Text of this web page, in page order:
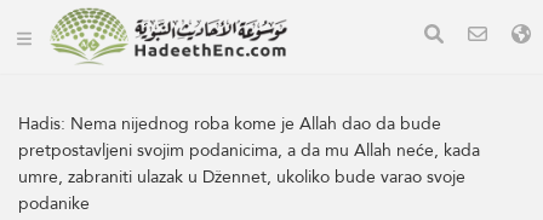
Hadis: Nema nijednog roba kome je Allah dao da bude
pretpostavljeni svojim podanicima, a da mu Allah neće, kada
umre, zabraniti ulazak u Džennet, ukoliko bude varao svoje
podanike